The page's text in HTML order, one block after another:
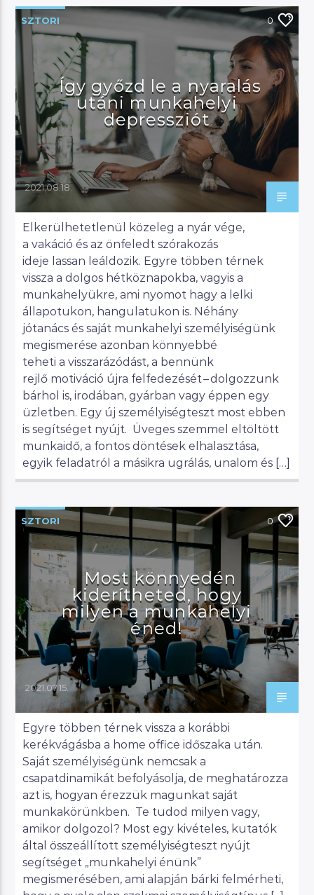
SZTORI 0
Így győzd le a nyaralás
utáni munkahelyi
depressziót
2021.08.18.
Elkerülhetetlenül közeleg a nyár vége,
a vakáció és az önfeledt szórakozás
ideje lassan leáldozik. Egyre többen térnek
vissza a dolgos hétköznapokba, vagyis a
munkahelyükre, ami nyomot hagy a lelki
állapotukon, hangulatukon is. Néhány
jótanács és saját munkahelyi személyiségünk
megismerése azonban könnyebbé
teheti a visszarázódást, a bennünk
rejlő motiváció újra felfedezését – dolgozzunk
bárhol is, irodában, gyárban vagy éppen egy
üzletben. Egy új személyiségteszt most ebben
is segítséget nyújt. Üveges szemmel eltöltött
munkaidő, a fontos döntések elhalasztása,
egyik feladatról a másikra ugrálás, unalom és […]
SZTORI 0
Most könnyedén
kiderítheted, hogy
milyen a munkahelyi
éned!
2021.07.15.
Egyre többen térnek vissza a korábbi
kerékvágásba a home office időszaka után.
Saját személyiségünk nemcsak a
csapatdinamikát befolyásolja, de meghatározza
azt is, hogyan érezzük magunkat saját
munkakörünkben. Te tudod milyen vagy,
amikor dolgozol? Most egy kivételes, kutatók
által összeállított személyiségteszt nyújt
segítséget „munkahelyi énünk”
megismerésében, ami alapján bárki felmérheti,